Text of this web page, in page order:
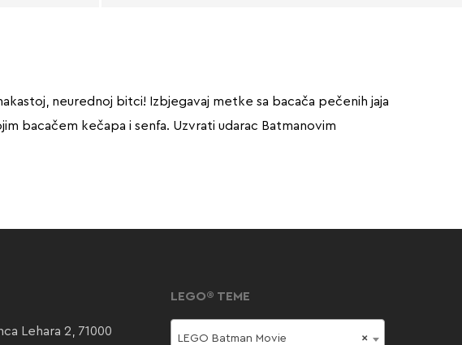
neurednoj bitci! Izbjegavaj metke sa bacača pečenih jaja
bacačem kečapa i senfa. Uzvrati udarac Batmanovim
Lehara 2, 71000
LEGO® TEME
×
LEGO Batman Movie